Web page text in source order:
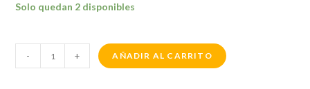
Solo quedan 2 disponibles
- + AÑADIR AL CARRITO